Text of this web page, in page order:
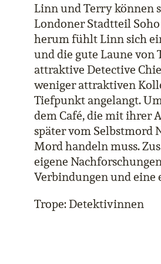
Linn und Terry können
Londoner Stadtteil
herum fühlt Linn sich
und die gute Laune von
attraktive Detective
weniger attraktiven
Tiefpunkt angelangt.
dem Café, die mit ihrer
später vom Selbstmord
Mord handeln muss.
eigene
Verbindungen und eine
Trope: Detektivinnen